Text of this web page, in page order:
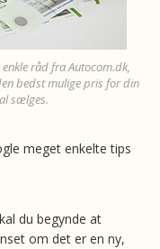
råd fra Autocom.dk,
bedst mulige pris for din
sælges.
meget enkelte tips
du begynde at
om det er en ny,